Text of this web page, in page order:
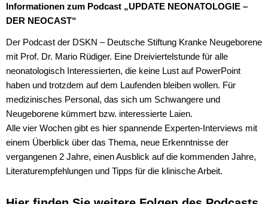
Informationen zum Podcast „UPDATE NEONATOLOGIE –
DER NEOCAST“
Der Podcast der DSKN – Deutsche Stiftung Kranke Neugeborene
mit Prof. Dr. Mario Rüdiger. Eine Dreiviertelstunde für alle
neonatologisch Interessierten, die keine Lust auf PowerPoint
haben und trotzdem auf dem Laufenden bleiben wollen. Für
medizinisches Personal, das sich um Schwangere und
Neugeborene kümmert bzw. interessierte Laien.
Alle vier Wochen gibt es hier spannende Experten-Interviews mit
einem Überblick über das Thema, neue Erkenntnisse der
vergangenen 2 Jahre, einen Ausblick auf die kommenden Jahre,
Literaturempfehlungen und Tipps für die klinische Arbeit.